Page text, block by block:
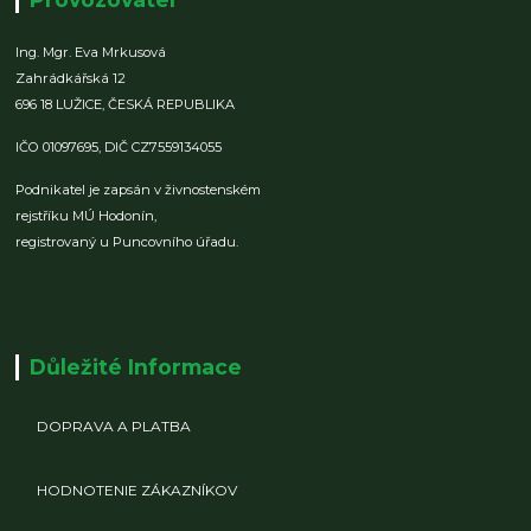
Ing. Mgr. Eva Mrkusová
Zahrádkářská 12
696 18 LUŽICE,ČESKÁ REPUBLIKA
IČO 01097695, DIČ CZ7559134055
Podnikatel je zapsán v živnostenském
rejstříku MÚ Hodonín,
registrovaný u Puncovního úřadu.
Důležité Informace
DOPRAVA A PLATBA
HODNOTENIE ZÁKAZNÍKOV